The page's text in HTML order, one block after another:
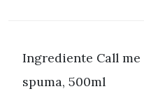
Ingrediente Call me
spuma, 500ml